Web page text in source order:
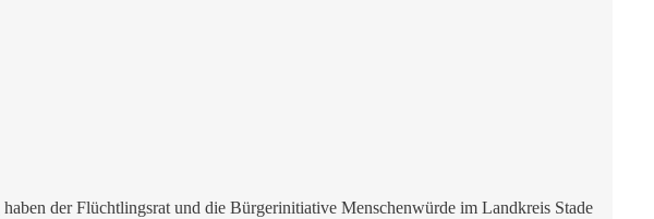
haben der Flüchtlingsrat und die Bürgerinitiative Menschenwürde im Landkreis Stade